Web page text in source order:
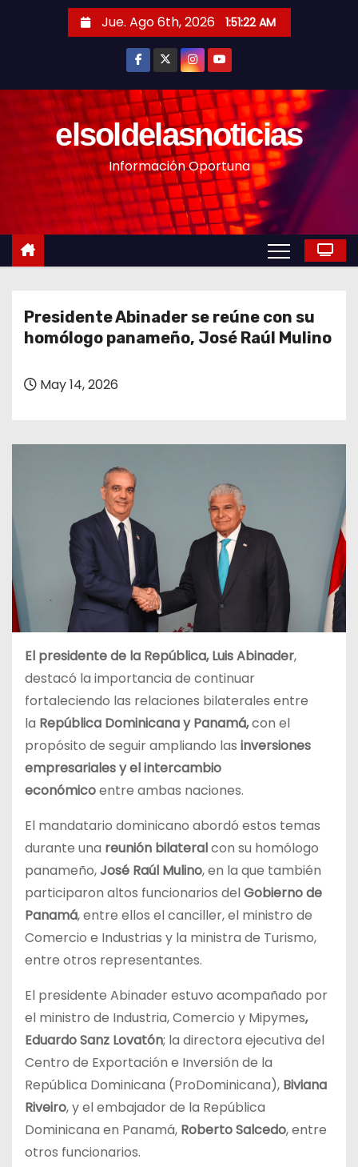
n
Jue. Ago 6th, 2026 1:51:24 AM
elsoldelasnoticias
Información Oportuna
Presidente Abinader se reúne con su
homólogo panameño, José Raúl Mulino
May 14, 2026
El presidente de la República, Luis Abinader,
destacó la importancia de continuar
fortaleciendo las relaciones bilaterales entre
la República Dominicana y Panamá,con el
propósito de seguir ampliando las inversiones
empresariales y el intercambio
económicoentre ambas naciones.
El mandatario dominicano abordó estos temas
durante una reunión bilateralcon su homólogo
panameño,José Raúl Mulino, en la que también
participaron altos funcionarios delGobierno de
Panamá, entre ellos el canciller, el ministro de
Comercio e Industrias y la ministra de Turismo,
entre otros representantes.
El presidente Abinader estuvo acompañado por
el ministro de Industria, Comercio y Mipymes,
Eduardo Sanz Lovatón; la directora ejecutiva del
Centro de Exportación e Inversión de la
República Dominicana (ProDominicana), Biviana
Riveiro, y el embajador de la República
Dominicana en Panamá, Roberto Salcedo, entre
otros funcionarios.